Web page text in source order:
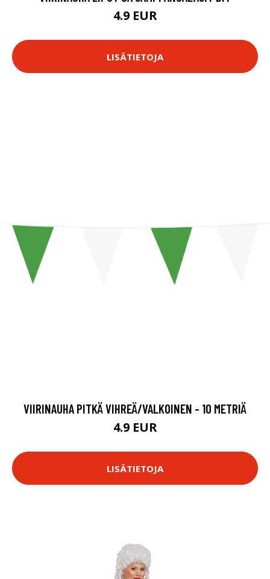
4.9 EUR
LISÄTIETOJA
VIIRINAUHA PITKÄ VIHREÄ/VALKOINEN - 10 METRIÄ
4.9 EUR
LISÄTIETOJA